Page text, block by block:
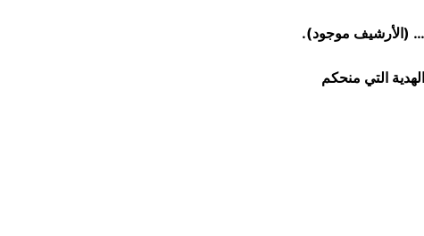
(الأرشيف موجود).
التي منحكم